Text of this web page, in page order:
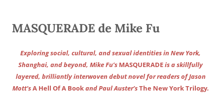
MASQUERADE de Mike Fu
Exploring social, cultural, and sexual identities in New York,
Shanghai, and beyond, Mike Fu’s MASQUERADEis a skillfully
layered, brilliantly interwoven debut novel for readers of Jason
Mott’sA Hell Of A Bookand Paul Auster’sThe New York Trilogy.